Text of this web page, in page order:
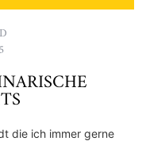
die ich immer gerne